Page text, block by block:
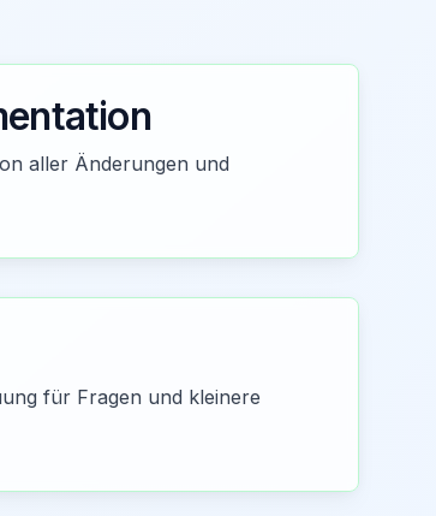
aller Änderungen und
für Fragen und kleinere